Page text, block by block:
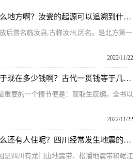
河南汝窑瓷器产在什么地方啊？汝瓷的起源可以追溯到什么时候呢？
后曾名临汝县,古称汝州,因名。是北方第一
2022/11/22
宋朝时的十万贯相当于现在多少钱啊？古代一贯钱等于几个铜钱呢？
重要的一个情节便是：智取生辰纲。全书以
2022/11/22
四川那么多地震为什么还有人住呢？四川经常发生地震的原因什么？
是四川有龙门山地震带、松潘地震带和岷江